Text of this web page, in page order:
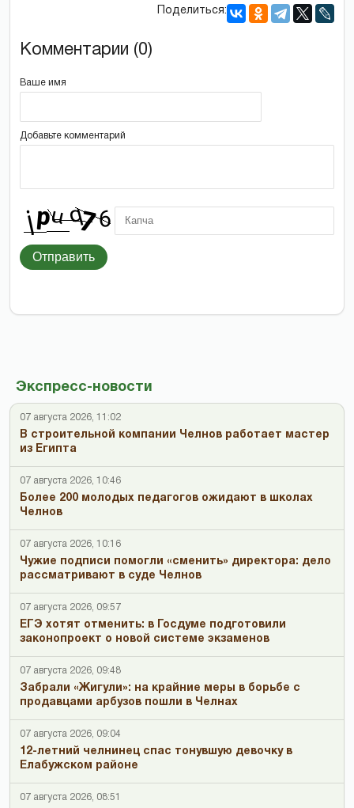
Экспресс-новости
07 августа 2026, 11:02
В строительной компании Челнов работает мастер
из Египта
07 августа 2026, 10:46
Более 200 молодых педагогов ожидают в школах
Челнов
07 августа 2026, 10:16
Чужие подписи помогли «сменить» директора: дело
рассматривают в суде Челнов
07 августа 2026, 09:57
ЕГЭ хотят отменить: в Госдуме подготовили
законопроект о новой системе экзаменов
07 августа 2026, 09:48
Забрали «Жигули»: на крайние меры в борьбе с
продавцами арбузов пошли в Челнах
07 августа 2026, 09:04
12-летний челнинец спас тонувшую девочку в
Елабужском районе
07 августа 2026, 08:51
Поделиться:
Комментарии (0)
Ваше имя
Добавьте комментарий
Отправить